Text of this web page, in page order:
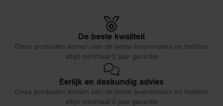
De beste kwaliteit
Onze producten komen van de beste leveranciers en hebben
altijd minimaal 2 jaar garantie
Eerlijk en deskundig advies
Onze producten komen van de beste leveranciers en hebben
altijd minimaal 2 jaar garantie